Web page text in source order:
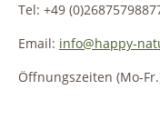
Tel: +49
Email: info@happy-
Öffnungszeiten (Mo-